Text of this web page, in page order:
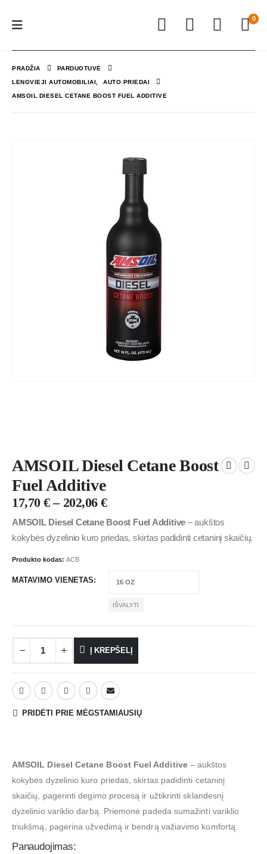
0
PRADŽIA PARDUOTUVĖ
LENGVIEJI AUTOMOBILIAI AUTO PRIEDAI
AMSOIL DIESEL CETANE BOOST FUEL ADDITIVE
AMSOIL Diesel Cetane Boost
Fuel Additive
17,70€ – 202,06€
AMSOIL Diesel Cetane Boost Fuel Additive – aukštos
kokybės dyzelinio kuro priedas, skirtas padidinti cetaninį skaičių.
Produkto kodas: ACB
MATAVIMO VIENETAS
IŠVALYTI
Į KREPŠELĮ
PRIDĖTI PRIE MĖGSTAMIAUSIŲ
AMSOIL Diesel Cetane Boost Fuel Additive– aukštos
kokybės dyzelinio kuro priedas, skirtas padidinti cetaninį
skaičių, pagerinti degimo procesą ir užtikrinti sklandesnį
dyzelinio variklio darbą. Priemonė padeda sumažinti variklio
triukšmą, pagerina užvedimą ir bendrą važiavimo komfortą.
Panaudojimas: